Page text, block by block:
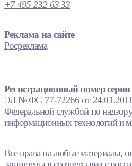
+7 495 232 63 33
Реклама на сайте
Росреклама
Регистрационный номер серии
ЭЛ № ФС 77-72266 от
Федеральной службой по
информационных технологий и
Все права на любые материалы,